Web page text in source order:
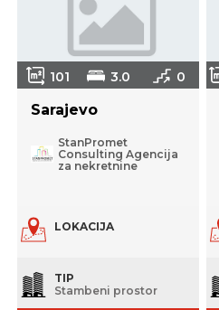
101 3.0 0
Sarajevo
StanPromet
Consulting Agencija
za nekretnine
LOKACIJA
TIP
Stambeni prostor